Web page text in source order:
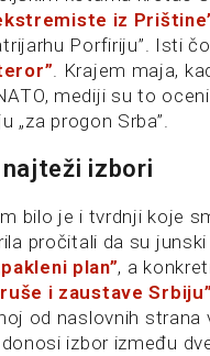
iz
Porfiriju”. Isti
. Krajem maja,
mediji su to
„za progon Srba”.
izbori
bilo je i tvrdnji koje
pročitali da su junski
plan”, a
i zaustave Srbiju”
od naslovnih strana
izbor između